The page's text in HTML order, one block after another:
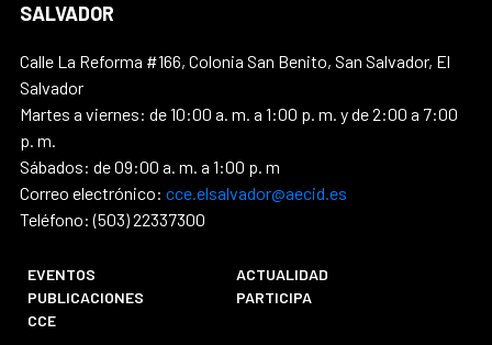
SALVADOR
Calle La Reforma #166, Colonia San Benito, San Salvador, El
Salvador
Martes a viernes: de 10:00 a. m. a 1:00 p. m. y de 2:00 a 7:00
p. m.
Sábados: de 09:00 a. m. a 1:00 p. m
Correo electrónico: cce.elsalvador@aecid.es
Teléfono: (503) 22337300
EVENTOS
ACTUALIDAD
PUBLICACIONES
PARTICIPA
CCE